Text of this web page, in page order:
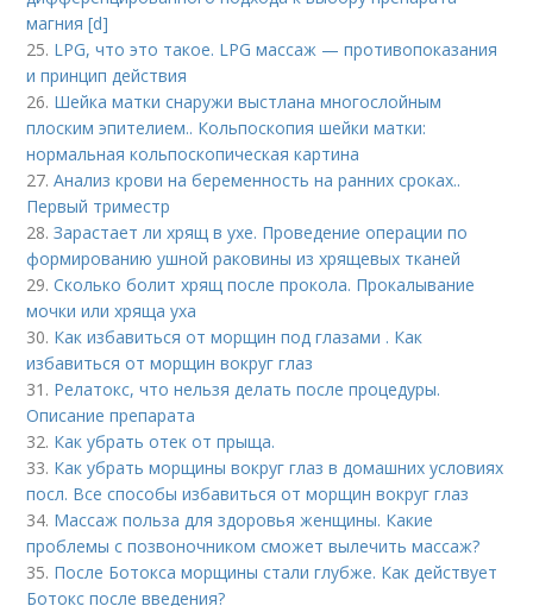
магния [d]
25. LPG, что это такое. LPG массаж — противопоказания
и принцип действия
26. Шейка матки снаружи выстлана многослойным
плоским эпителием.. Кольпоскопия шейки матки:
нормальная кольпоскопическая картина
27.Анализ крови на беременность на ранних сроках..
Первый триместр
28.Зарастает ли хрящ в ухе. Проведение операции по
формированию ушной раковины из хрящевых тканей
29.Сколько болит хрящ после прокола. Прокалывание
мочки или хряща уха
30. Как избавиться от морщин под глазами . Как
избавиться от морщин вокруг глаз
31. Релатокс, что нельзя делать после процедуры.
Описание препарата
32. Как убрать отек от прыща.
33. Как убрать морщины вокруг глаз в домашних условиях
посл. Все способы избавиться от морщин вокруг глаз
34. Массаж польза для здоровья женщины. Какие
проблемы с позвоночником сможет вылечить массаж?
35. После Ботокса морщины стали глубже. Как действует
Ботокс после введения?